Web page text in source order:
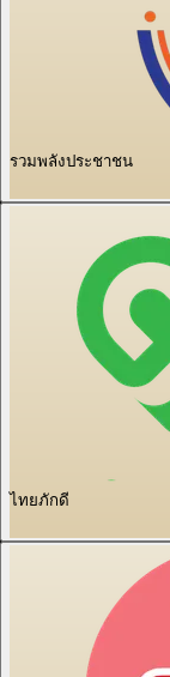
รวมพลังประชาชน
ไทยภักดี